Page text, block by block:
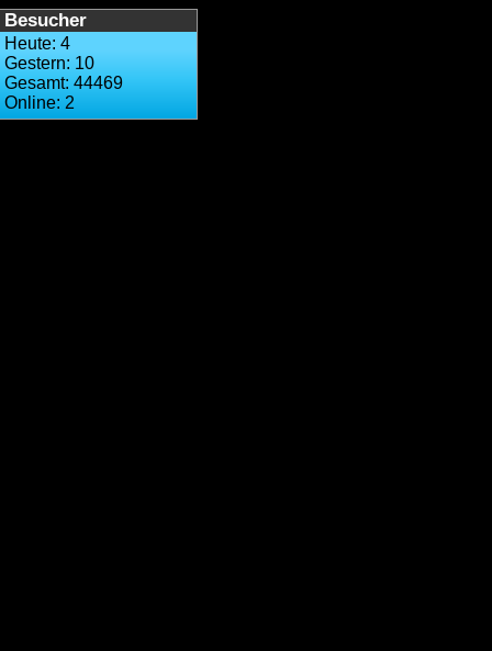
Besucher
Heute: 4
Gestern: 10
Gesamt: 44469
Online: 2